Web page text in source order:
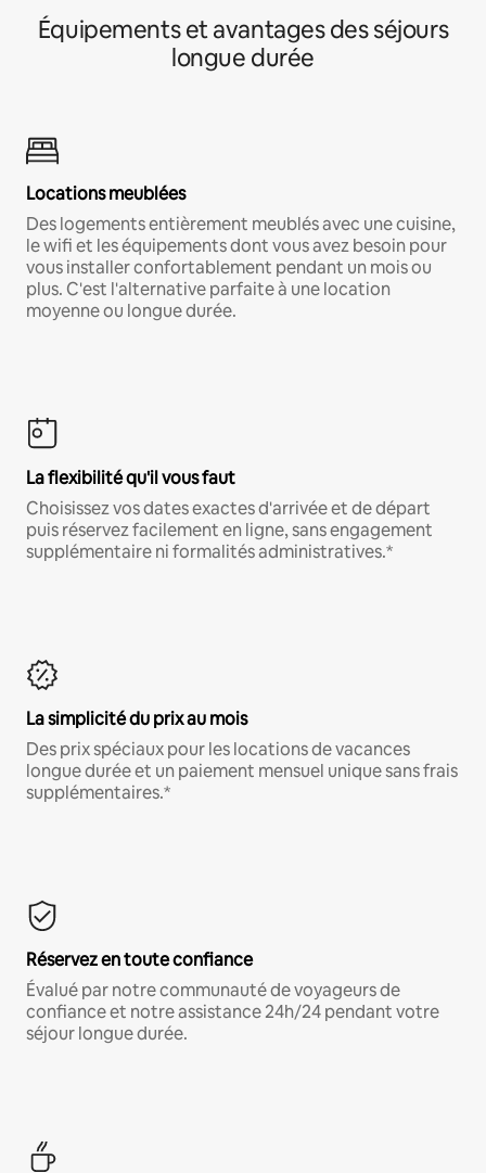
Équipements et avantages des séjours
longue durée
Locations meublées
Des logements entièrement meublés avec une cuisine,
le wifi et les équipements dont vous avez besoin pour
vous installer confortablement pendant un mois ou
plus. C'est l'alternative parfaite à une location
moyenne ou longue durée.
La flexibilité qu'il vous faut
Choisissez vos dates exactes d'arrivée et de départ
puis réservez facilement en ligne, sans engagement
supplémentaire ni formalités administratives.*
La simplicité du prix au mois
Des prix spéciaux pour les locations de vacances
longue durée et un paiement mensuel unique sans frais
supplémentaires.*
Réservez en toute confiance
Évalué par notre communauté de voyageurs de
confiance et notre assistance 24h/24 pendant votre
séjour longue durée.